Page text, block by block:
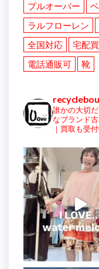
プルオーバー
ラルフローレン
全国対応
宅配
電話通販可
靴
誰かの大切だ
なブランド
｜買取も受